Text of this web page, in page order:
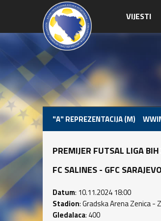
VIJESTI
"A" REPREZENTACIJA (M)
PREMIJER FUTSAL LIGA
FC SALINES - GFC
Datum: 10.11.2024 18:00
Stadion: Gradska Arena Zenica -
Gledalaca: 400